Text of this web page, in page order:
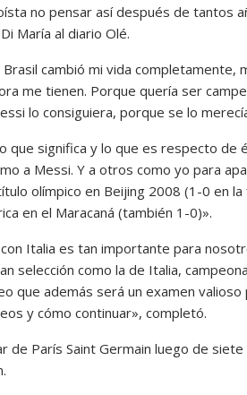
no pensar así después de tantos
María al diario Olé.
Brasil cambió mi vida
me tienen. Porque quería ser
lo consiguiera, porque se lo
que significa y lo que es respecto de
a Messi. Y a otros como yo para
olímpico en Beijing 2008 (1-0 en
en el Maracaná (también 1-0)».
Italia es tan importante para
selección como la de Italia,
que además será un examen
y cómo continuar», completó.
de París Saint Germain luego de